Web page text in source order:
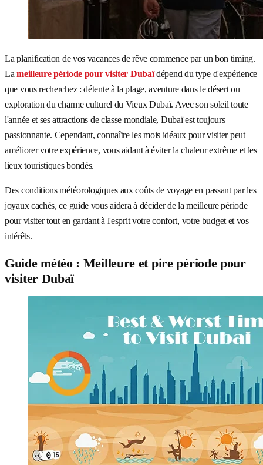
La planification de vos vacances de rêve commence par un bon timing.
Lameilleure période pour visiter Dubaïdépend du type d'expérience
que vous recherchez : détente à la plage, aventure dans le désert ou
exploration du charme culturel du Vieux Dubaï. Avec son soleil toute
l'année et ses attractions de classe mondiale, Dubaï est toujours
passionnante. Cependant, connaître les mois idéaux pour visiter peut
améliorer votre expérience, vous aidant à éviter la chaleur extrême et les
lieux touristiques bondés.
Des conditions météorologiques aux coûts de voyage en passant par les
joyaux cachés, ce guide vous aidera à décider de la meilleure période
pour visiter tout en gardant à l'esprit votre confort, votre budget et vos
intérêts.
Guide météo : Meilleure et pire période pour
visiter Dubaï